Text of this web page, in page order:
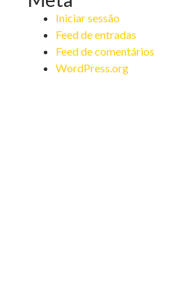
Iniciar sessão
Feed de entradas
Feed de comentários
WordPress.org